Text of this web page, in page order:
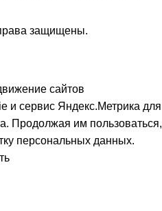
защищены.
сайтов
и сервис Яндекс.Метрика для
Продолжая им пользоваться,
персональных данных.